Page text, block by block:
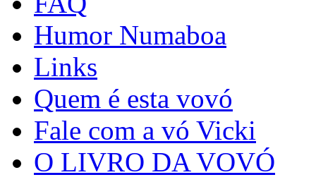
Humor Numaboa
Links
Quem é esta vovó
Fale com a vó Vicki
O LIVRO DA VOVÓ